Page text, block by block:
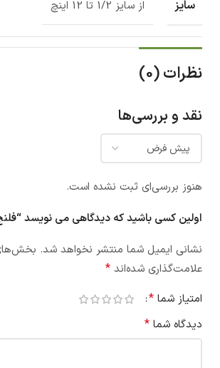
سایز از سایز 1/2 تا 12 اینچ
نظرات (0)
نقد و بررسی‌ها
هنوز بررسی‌ای ثبت نشده است.
اولین کسی باشید که دیدگاهی می نویسد
نشانی ایمیل شما منتشر نخواهد شد.
علامت‌گذاری شده‌اند *
امتیاز شما *
دیدگاه شما *